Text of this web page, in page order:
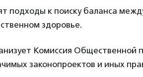
подходы к поиску баланса
здоровье.
Комиссия Общественной
законопроектов и иных